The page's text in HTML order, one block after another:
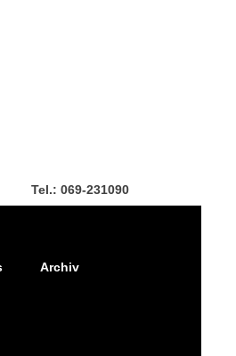
Tel.: 069-231090
Archiv